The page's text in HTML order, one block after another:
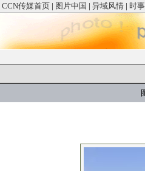
CCN传媒首页 | 图片中国 | 异域风情 | 时